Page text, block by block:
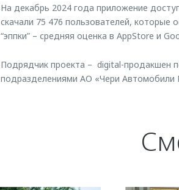
На декабрь 2024 года приложение
скачали 75 476 пользователей, которые
“эппки” – средняя оценка в AppStore и
Подрядчик проекта – digital-продакшен
подразделениями АО «Чери Автомобили